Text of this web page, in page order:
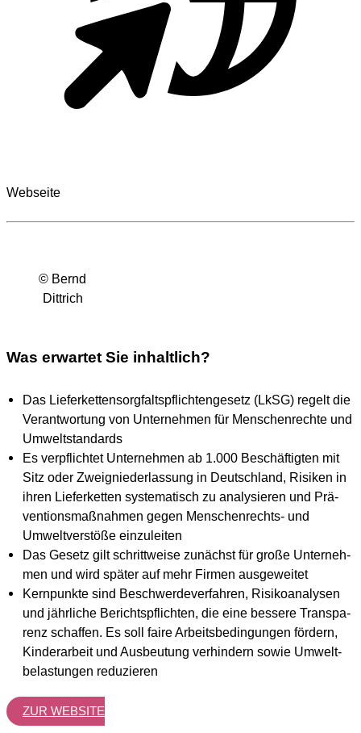
Webseite
© Bernd
Dittrich
Was erwartet Sie inhaltlich?
Das Lie­fer­ket­ten­sorg­falts­pflich­ten­ge­setz (LkSG) regelt die
Ver­ant­wor­tung von Unter­neh­men für Men­schen­rech­te und
Umwelt­stan­dards
Es ver­pflich­tet Unter­neh­men ab 1.000 Beschäf­tig­ten mit
Sitz oder Zweig­nie­der­las­sung in Deutsch­land, Risi­ken in
ihren Lie­fer­ket­ten sys­te­ma­tisch zu ana­ly­sie­ren und Prä­
ven­ti­ons­maß­nah­men gegen Menschenrechts‑ und
Umwelt­ver­stö­ße ein­zu­lei­ten
Das Gesetz gilt schritt­wei­se zunächst für gro­ße Unter­neh­
men und wird spä­ter auf mehr Fir­men aus­ge­wei­tet
Kern­punk­te sind Beschwer­de­ver­fah­ren, Risi­ko­ana­ly­sen
und jähr­li­che Berichts­pflich­ten, die eine bes­se­re Trans­pa­
renz schaf­fen. Es soll fai­re Arbeits­be­din­gun­gen för­dern,
Kin­der­ar­beit und Aus­beu­tung ver­hin­dern sowie Umwelt­
be­las­tun­gen redu­zie­ren
ZUR WEB­SITE